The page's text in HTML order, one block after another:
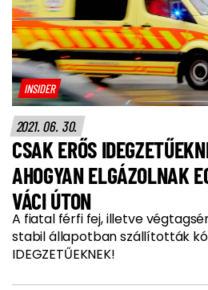
INSIDER
2021. 06. 30.
CSAK ERŐS
AHOGYAN ELGÁZOLNAK
VÁCI ÚTON
A fiatal férfi fej, illetve
stabil állapotban szállították
IDEGZETŰEKNEK!